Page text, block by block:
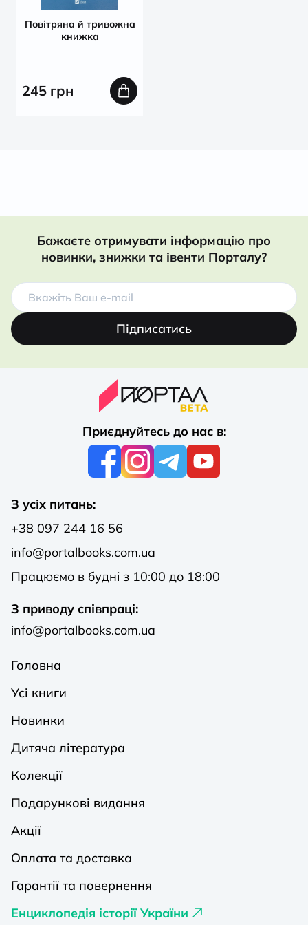
Повітряна й тривожна
книжка
245 грн
Бажаєте отримувати інформацію про
новинки, знижки та івенти Порталу?
Підписатись
Приєднуйтесь до нас в:
З усіх питань:
+38 097 244 16 56
info@portalbooks.com.ua
Працюємо в будні з 10:00 до 18:00
З приводу співпраці:
info@portalbooks.com.ua
Головна
Усі книги
Новинки
Дитяча література
Колекції
Подарункові видання
Акції
Оплата та доставка
Гарантії та повернення
Енциклопедія історії України